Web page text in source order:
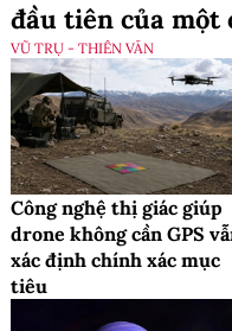
đầu tiên của một
VŨ TRỤ - THIÊN VĂN
Công nghệ thị giác giúp
drone không cần GPS
xác định chính xác mục
tiêu